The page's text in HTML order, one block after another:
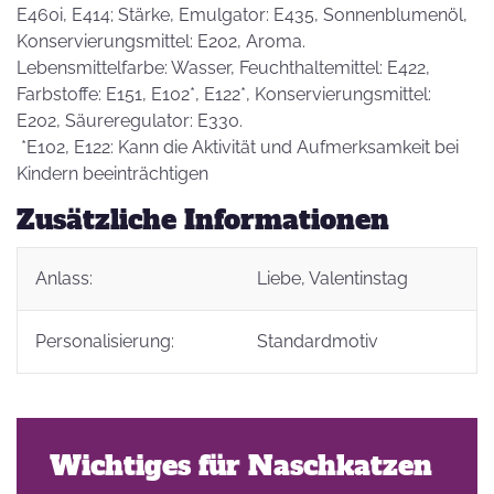
E460i, E414; Stärke, Emulgator: E435, Sonnenblumenöl,
Konservierungsmittel: E202, Aroma.
Lebensmittelfarbe: Wasser, Feuchthaltemittel: E422,
Farbstoffe: E151, E102*, E122*, Konservierungsmittel:
E202, Säureregulator: E330.
*E102, E122: Kann die Aktivität und Aufmerksamkeit bei
Kindern beeinträchtigen
Zusätzliche Informationen
Anlass: Liebe, Valentinstag
Personalisierung: Standardmotiv
Wichtiges für Naschkatzen